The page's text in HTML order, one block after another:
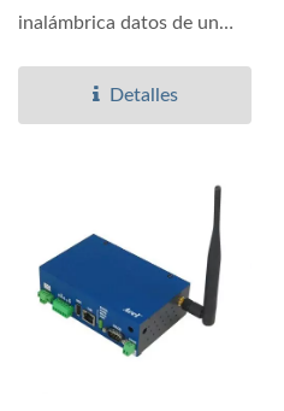
inalámbrica datos de un
Detalles